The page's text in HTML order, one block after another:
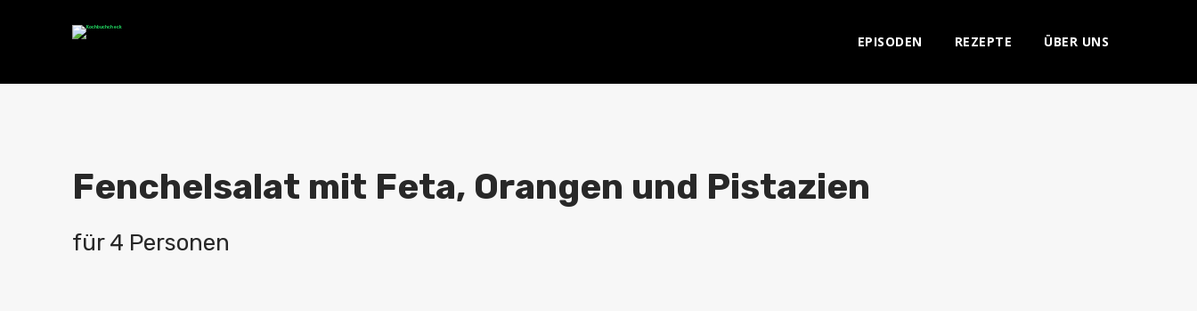
EPISODEN REZEPTE ÜBER UNS
Fenchelsalat mit Feta, Orangen und Pistazien
für 4 Personen